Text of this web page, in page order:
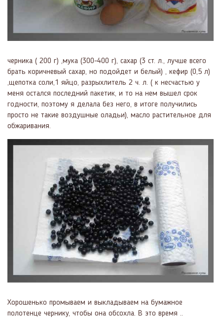
черника ( 200 г) ,мука (300-400 г), сахар (3 ст. л., лучше всего
брать коричневый сахар, но подойдет и белый) , кефир (0,5 л)
,щепотка соли,1 яйцо, разрыхлитель 2 ч. л. ( к несчастью у
меня остался последний пакетик, и то на нем вышел срок
годности, поэтому я делала без него, в итоге получились
просто не такие воздушные оладьи), масло растительное для
обжаривания.
Хорошенько промываем и выкладываем на бумажное
полотенце чернику, чтобы она обсохла. В это время ..